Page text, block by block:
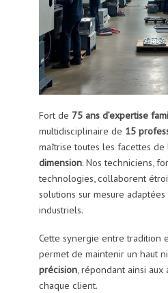
Fort de 75 ans d’expertise
multidisciplinaire de 15
maîtrise toutes les facettes de
dimension. Nos techniciens,
technologies, collaborent
solutions sur mesure
industriels.
Cette synergie entre tradition
permet de maintenir un haut
précision, répondant ainsi aux
chaque client.